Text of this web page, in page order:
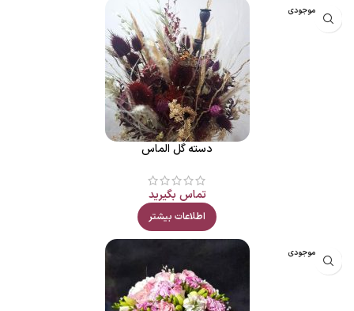
اتمام موجودی
دسته گل الماس
تماس بگیرید
اطلاعات بیشتر
اتمام موجودی